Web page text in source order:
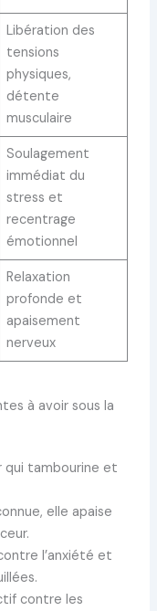
Libération des
tensions
physiques,
détente
musculaire
Soulagement
immédiat du
stress et
recentrage
émotionnel
Relaxation
profonde et
apaisement
nerveux
à avoir sous la
tambourine et
elle apaise
l’anxiété et
contre les